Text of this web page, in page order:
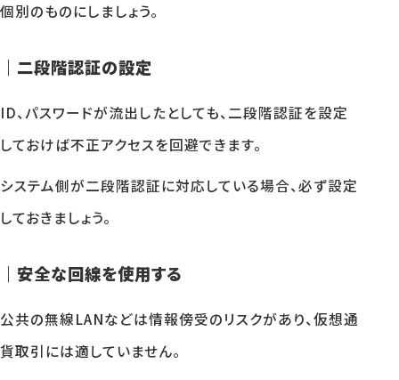
個別のものにしましょう。
｜二段階認証の設定
ID、パスワードが流出したとしても、二段階認証を設定
しておけば不正アクセスを回避できます。
システム側が二段階認証に対応している場合、必ず設定
しておきましょう。
｜安全な回線を使用する
公共の無線LANなどは情報傍受のリスクがあり、仮想通
貨取引には適していません。